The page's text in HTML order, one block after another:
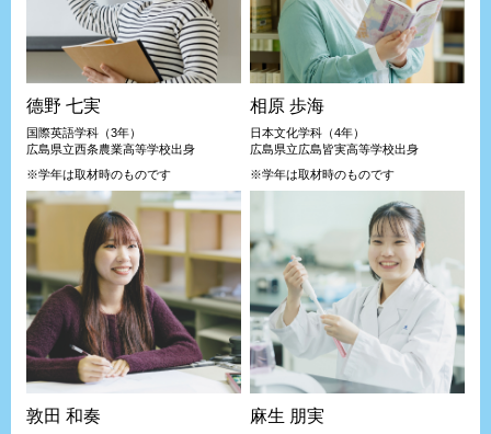
德野 七実
国際英語学科（3年）
広島県立西条農業高等学校出身
※学年は取材時のものです
相原 歩海
日本文化学科（4年）
広島県立広島皆実高等学校出身
※学年は取材時のものです
敦田 和奏 麻生 朋実